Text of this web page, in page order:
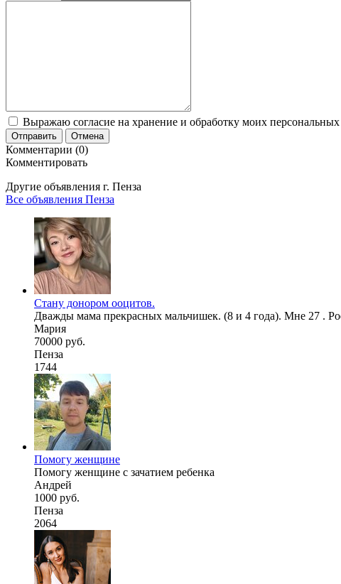
Выражаю согласие на хранение и обработку моих
Отправить Отмена
Комментарии (0)
Комментировать
Другие объявления г. Пенза
Все объявления Пенза
Стану донором ооцитов.
Дважды мама прекрасных мальчишек. (8 и 4 года). Мне 27 .
Мария
70000 руб.
Пенза
1744
Помогу женщине
Помогу женщине с зачатием ребенка
Андрей
1000 руб.
Пенза
2064